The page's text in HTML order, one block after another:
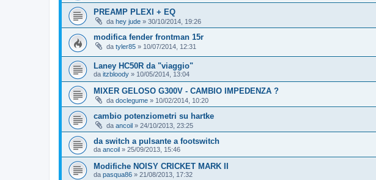
PREAMP PLEXI + EQ
da hey jude » 30/10/2014, 19:26
modifica fender frontman 15r
da tyler85 » 10/07/2014, 12:31
Laney HC50R da "viaggio"
da itzbloody » 10/05/2014, 13:04
MIXER GELOSO G300V - CAMBIO IMPEDENZA ?
da doclegume » 10/02/2014, 10:20
cambio potenziometri su hartke
da ancoil » 24/10/2013, 23:25
da switch a pulsante a footswitch
da ancoil » 25/09/2013, 15:46
Modifiche NOISY CRICKET MARK II
da pasqua86 » 21/08/2013, 17:32